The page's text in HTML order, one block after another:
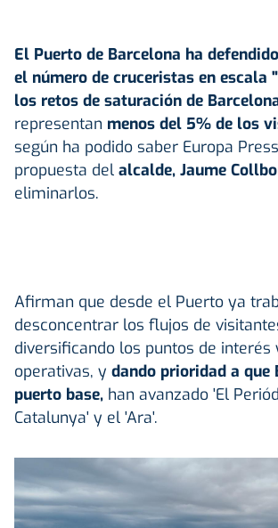
El Puerto de Barcelona ha
el número de cruceristas en escala
los retos de saturación de
representan menos del 5% de los
según ha podido saber Europa
propuesta del alcalde, Jaume
eliminarlos.
Afirman que desde el Puerto ya
desconcentrar los flujos de
diversificando los puntos de interés
operativas, y dando prioridad a que
puerto base, han avanzado 'El
Catalunya' y el 'Ara'.